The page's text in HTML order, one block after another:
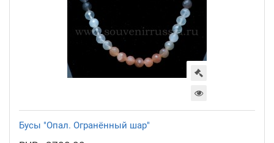
Бусы "Опал. Огранённый шар"